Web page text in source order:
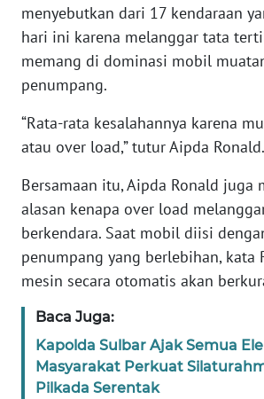
menyebutkan dari 17 kendaraan
hari ini karena melanggar tata
memang di dominasi mobil
penumpang.
“Rata-rata kesalahannya karena
atau over load,” tutur Aipda Ronald.
Bersamaan itu, Aipda Ronald juga
alasan kenapa over load
berkendara. Saat mobil diisi
penumpang yang berlebihan, kata
mesin secara otomatis akan
Baca Juga:
Kapolda Sulbar Ajak Semua
Masyarakat Perkuat
Pilkada Serentak
WN
JABAR
WN
WN
WN
KEPRI
WN
WN
PAPUA
BARAT